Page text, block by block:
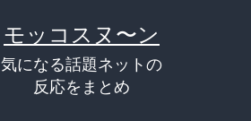
モッコスヌ〜ン
気になる話題ネットの
反応をまとめ